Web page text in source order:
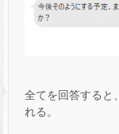
全てを回答すると
れる。